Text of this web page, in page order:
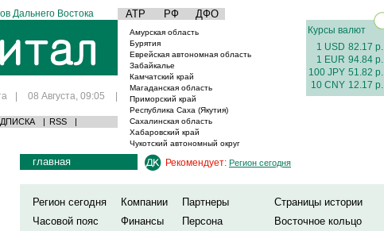
Дальнего Востока АТР РФ ДФО
| 08 Августа, 09:05 |
| RSS |
Амурская область
Бурятия
Еврейская автономная область
Забайкалье
Камчатский край
Магаданская область
Приморский край
Республика Саха (Якутия)
Сахалинская область
Хабаровский край
Чукотский автономный округ
Курсы валют
1 USD 82.17 р.
1 EUR 94.84 р.
100 JPY 51.82 р.
10 CNY 12.17 р.
главная Рекомендует: Регион сегодня
Регион сегодня Компании Партнеры
Страницы истории
Часовой пояс
Финансы Персона
Восточное кольцо